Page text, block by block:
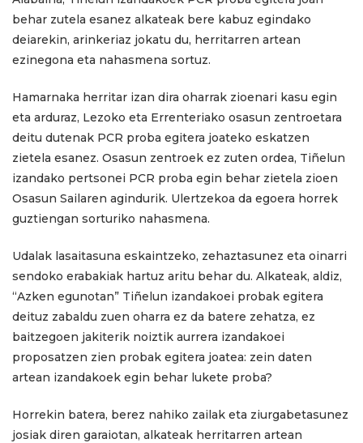
behar zutela esanez alkateak bere kabuz egindako
deiarekin, arinkeriaz jokatu du, herritarren artean
ezinegona eta nahasmena sortuz.
Hamarnaka herritar izan dira oharrak zioenari kasu egin
eta arduraz, Lezoko eta Errenteriako osasun zentroetara
deitu dutenak PCR proba egitera joateko eskatzen
zietela esanez. Osasun zentroek ez zuten ordea, Tiñelun
izandako pertsonei PCR proba egin behar zietela zioen
Osasun Sailaren agindurik. Ulertzekoa da egoera horrek
guztiengan sorturiko nahasmena.
Udalak lasaitasuna eskaintzeko, zehaztasunez eta oinarri
sendoko erabakiak hartuz aritu behar du. Alkateak, aldiz,
“Azken egunotan” Tiñelun izandakoei probak egitera
deituz zabaldu zuen oharra ez da batere zehatza, ez
baitzegoen jakiterik noiztik aurrera izandakoei
proposatzen zien probak egitera joatea: zein daten
artean izandakoek egin behar lukete proba?
Horrekin batera, berez nahiko zailak eta ziurgabetasunez
josiak diren garaiotan, alkateak herritarren artean